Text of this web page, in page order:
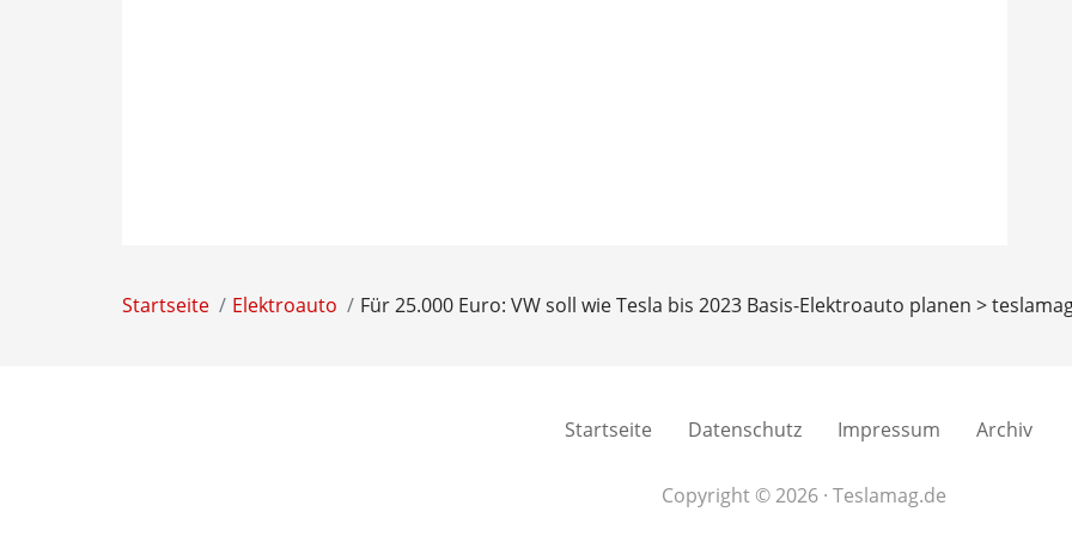
Startseite Elektroauto Für 25.000 Euro: VW soll wie Tesla bis 2023 Basis-Elektroauto planen >
Startseite Datenschutz Impressum Archiv
Copyright © 2026 · Teslamag.de